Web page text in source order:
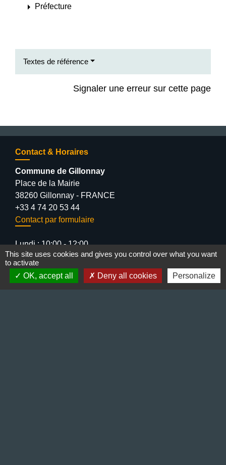
arrow_right Préfecture
Textes de référence
Signaler une erreur sur cette page
Contact & Horaires
Commune de Gillonnay
Place de la Mairie
38260 Gillonnay - FRANCE
+33 4 74 20 53 44
Contact par formulaire
Lundi : 10:00 - 12:00
Mercredi : 13:30 - 16:30
Vendredi : 10:00 - 12:00 / 15:00 - 18:00
This site uses cookies and gives you control over what you want
to activate
OK, accept all
Deny all cookies Personalize